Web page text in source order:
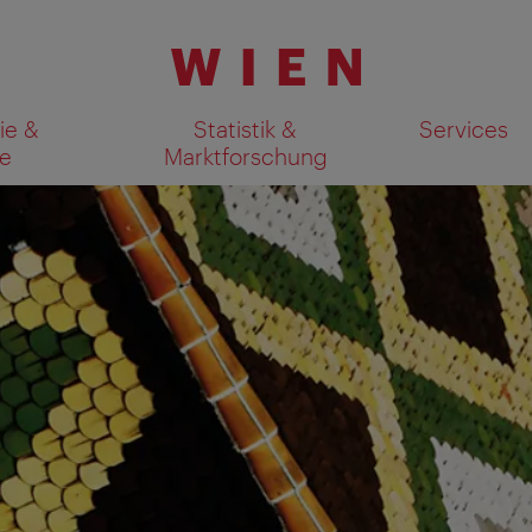
&
Statistik &
Marktforschung
Services
Suchergebnisse auf Karte